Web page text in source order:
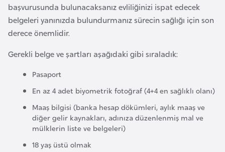
başvurusunda bulunacaksanız evliliğinizi ispat edecek
belgeleri yanınızda bulundurmanız sürecin sağlığı için son
derece önemlidir.
Gerekli belge ve şartları aşağıdaki gibi sıraladık:
Pasaport
En az 4 adet biyometrik fotoğraf (4+4 en sağlıklı olanı)
Maaş bilgisi (banka hesap dökümleri, aylık maaş ve
diğer gelir kaynakları, adınıza düzenlenmiş mal ve
mülklerin liste ve belgeleri)
18 yaş üstü olmak
B
e
l
a